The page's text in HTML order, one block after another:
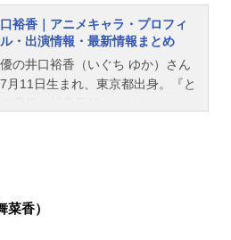
裕香｜アニメキャラ・プロフィ
・出演情報・最新情報まとめ
の井口裕香（いぐち ゆか）さん
月11日生まれ、東京都出身。『と
は、井口裕香さんのオススメ記
香）